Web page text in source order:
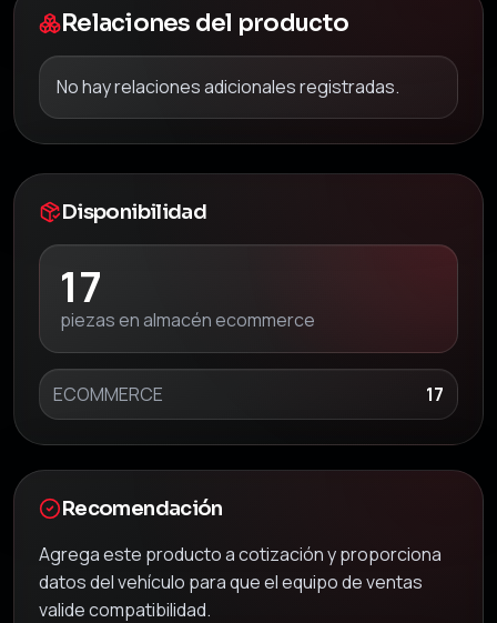
Relaciones del producto
No hay relaciones adicionales registradas.
Disponibilidad
17
piezas en almacén ecommerce
ECOMMERCE 17
Recomendación
Agrega este producto a cotización y proporciona
datos del vehículo para que el equipo de ventas
valide compatibilidad.